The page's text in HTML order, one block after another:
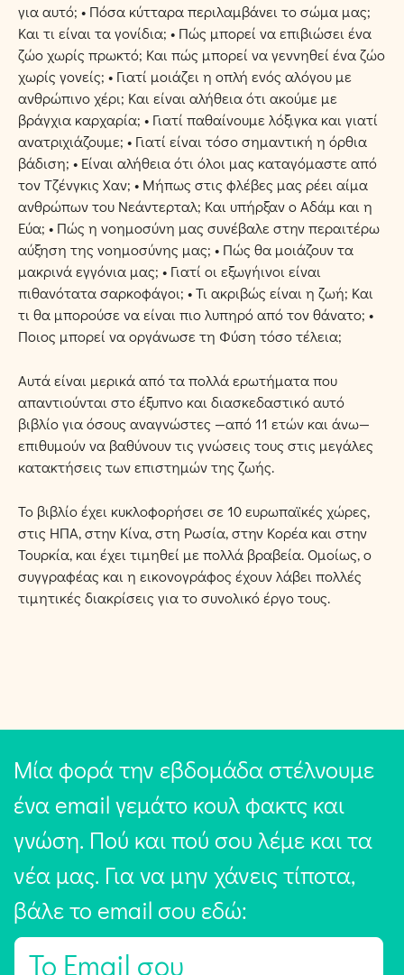
για αυτό; • Πόσα κύτταρα περιλαμβάνει το σώμα μας;
Και τι είναι τα γονίδια; • Πώς μπορεί να επιβιώσει ένα
ζώο χωρίς πρωκτό; Και πώς μπορεί να γεννηθεί ένα ζώο
χωρίς γονείς; • Γιατί μοιάζει η οπλή ενός αλόγου με
ανθρώπινο χέρι; Και είναι αλήθεια ότι ακούμε με
βράγχια καρχαρία; • Γιατί παθαίνουμε λόξιγκα και γιατί
ανατριχιάζουμε; • Γιατί είναι τόσο σημαντική η όρθια
βάδιση; • Είναι αλήθεια ότι όλοι μας καταγόμαστε από
τον Τζένγκις Χαν; • Μήπως στις φλέβες μας ρέει αίμα
ανθρώπων του Νεάντερταλ; Και υπήρξαν ο Αδάμ και η
Εύα; • Πώς η νοημοσύνη μας συνέβαλε στην περαιτέρω
αύξηση της νοημοσύνης μας; • Πώς θα μοιάζουν τα
μακρινά εγγόνια μας; • Γιατί οι εξωγήινοι είναι
πιθανότατα σαρκοφάγοι; • Τι ακριβώς είναι η ζωή; Και
τι θα μπορούσε να είναι πιο λυπηρό από τον θάνατο; •
Ποιος μπορεί να οργάνωσε τη Φύση τόσο τέλεια;
Αυτά είναι μερικά από τα πολλά ερωτήματα που
απαντιούνται στο έξυπνο και διασκεδαστικό αυτό
βιβλίο για όσους αναγνώστες —από 11 ετών και άνω—
επιθυμούν να βαθύνουν τις γνώσεις τους στις μεγάλες
κατακτήσεις των επιστημών της ζωής.
Το βιβλίο έχει κυκλοφορήσει σε 10 ευρωπαϊκές χώρες,
στις ΗΠΑ, στην Κίνα, στη Ρωσία, στην Κορέα και στην
Τουρκία, και έχει τιμηθεί με πολλά βραβεία. Ομοίως, ο
συγγραφέας και η εικονογράφος έχουν λάβει πολλές
τιμητικές διακρίσεις για το συνολικό έργο τους.
Μία φορά την εβδομάδα στέλνουμε
ένα email γεμάτο κουλ φακτς και
γνώση. Πού και πού σου λέμε και τα
νέα μας. Για να μην χάνεις τίποτα,
βάλε το email σου εδώ:
E